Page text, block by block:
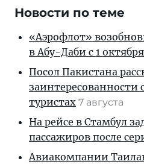
Новости по теме
«Аэрофлот»
в Абу-Даби с 1 октября
Посол Пакистана
заинтересованности
туристах 7 августа
На рейсе в Стамбул
пассажиров после
Авиакомпании